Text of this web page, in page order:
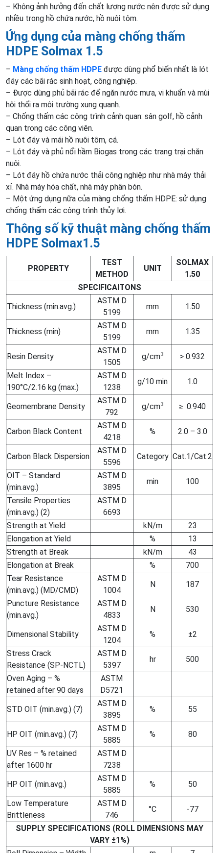
– Không ảnh hưởng đến chất lượng nước nên được sử dụng
nhiều trong hồ chứa nước, hồ nuôi tôm.
Ứng dụng của màng chống thấm
HDPE Solmax 1.5
– Màng chống thấm HDPE được dùng phổ biến nhất là lót
đáy các bãi rác sinh hoạt, công nghiệp.
– Được dùng phủ bãi rác để ngăn nước mưa, vi khuẩn và mùi
hôi thối ra môi trường xung quanh.
– Chống thấm các công trình cảnh quan: sân golf, hồ cảnh
quan trong các công viên.
– Lót đáy và mái hồ nuôi tôm, cá.
– Lót đáy và phủ nổi hầm Biogas trong các trang trại chăn
nuôi.
– Lót đáy hồ chứa nước thải công nghiệp như nhà máy thải
xỉ. Nhà máy hóa chất, nhà máy phân bón.
– Một ứng dụng nữa của màng chống thấm HDPE: sử dụng
chống thấm các công trình thủy lợi.
Thông số kỹ thuật màng chống thấm
HDPE Solmax1.5
PROPERTY
TEST
METHOD
UNIT
SOLMAX
1.50
SPECIFICAITONS
Thickness (min.avg.)
ASTM D
5199
mm 1.50
Thickness (min)
ASTM D
5199
mm 1.35
Resin Density
ASTM D
1505
g/cm3 > 0.932
Melt Index –
190°C/2.16 kg (max.)
ASTM D
1238
g/10 min 1.0
Geomembrane Density
ASTM D
792
g/cm3 ≥ 0.940
Carbon Black Content
ASTM D
4218
% 2.0 – 3.0
Carbon Black Dispersion
ASTM D
5596
Category Cat.1/Cat.2
OIT – Standard
(min.avg.)
ASTM D
3895
min 100
Tensile Properties
(min.avg.) (2)
ASTM D
6693
Strength at Yield
kN/m
23
Elongation at Yield
%
13
Strength at Break
kN/m
43
Elongation at Break
%
700
Tear Resistance
(min.avg.) (MD/CMD)
ASTM D
1004
N 187
Puncture Resistance
(min.avg.)
ASTM D
4833
N 530
Dimensional Stability
ASTM D
1204
% ±2
Stress Crack
Resistance (SP-NCTL)
ASTM D
5397
hr 500
Oven Aging – %
retained after 90 days
ASTM
D5721
STD OIT (min.avg.) (7)
ASTM D
3895
% 55
HP OIT (min.avg.) (7)
ASTM D
5885
% 80
UV Res – % retained
after 1600 hr
ASTM D
7238
HP OIT (min.avg.)
ASTM D
5885
% 50
Low Temperature
Brittleness
ASTM D
746
°C -77
SUPPLY SPECIFICATIONS (ROLL DIMENSIONS MAY
VARY ±1%)